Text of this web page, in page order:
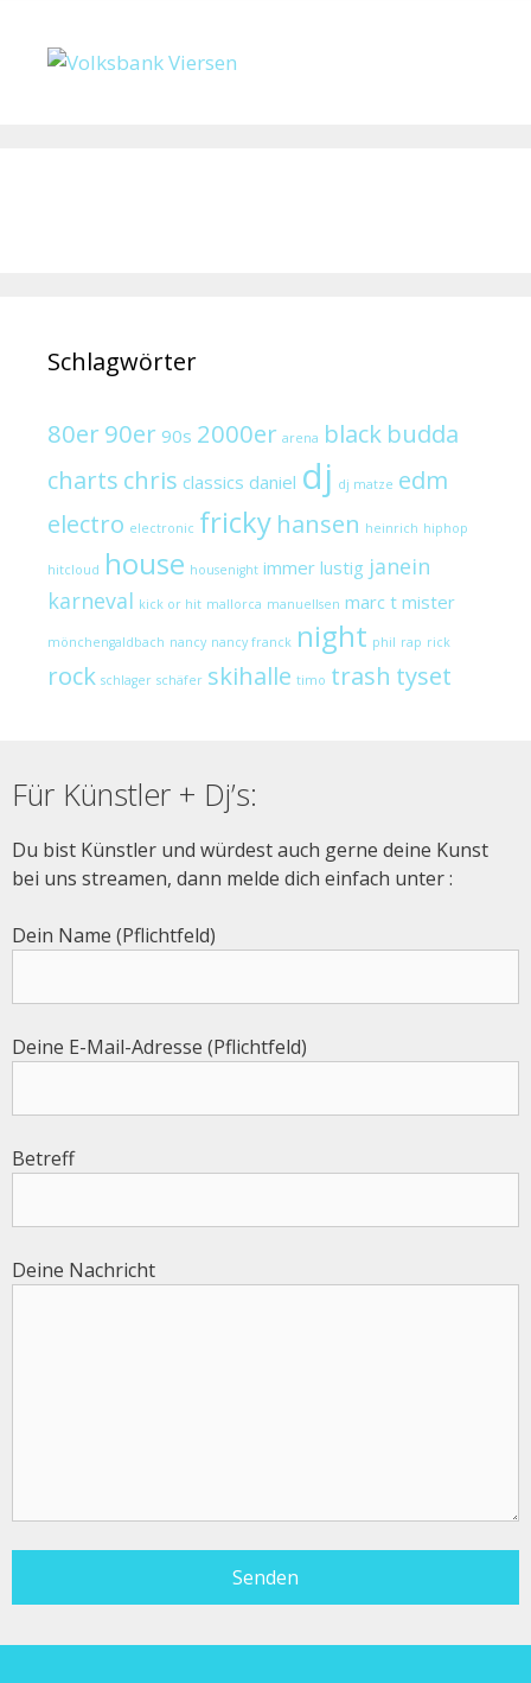
Schlagwörter
80er90er 90s 2000er arena black budda
charts chris classics daniel dj dj matze edm
electro electronic fricky hansen heinrich hiphop
hitcloud house housenight immer lustig janein
karneval kick or hit mallorca manuellsen marc t mister
mönchengaldbach nancy nancy franck night phil rap rick
rock schlager schäfer skihalle timo trash tyset
Für Künstler + Dj’s:
Du bist Künstler und würdest auch gerne deine Kunst
bei uns streamen, dann melde dich einfach unter :
Dein Name (Pflichtfeld)
Deine E-Mail-Adresse (Pflichtfeld)
Betreff
Deine Nachricht